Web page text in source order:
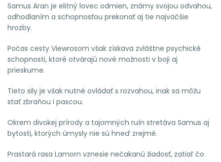
Samus Aran je elitný lovec odmien, známy svojou odvahou,
odhodlaním a schopnosťou prekonať aj tie najväčšie
hrozby.
Počas cesty Viewrosom však získava zvláštne psychické
schopnosti, ktoré otvárajú nové možnosti v boji aj
prieskume.
Tieto sily je však nutné ovládať s rozvahou, inak sa môžu
stať zbraňou i pascou.
Okrem divokej prírody a tajomných ruín stretáva Samus aj
bytosti, ktorých úmysly nie sú hneď zrejmé.
Prastará rasa Lamorn vznesie nečakanú žiadosť, zatiaľ čo